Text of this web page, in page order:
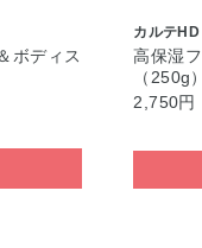
ボディス
カルテHD
高保湿
（250g
2,750円